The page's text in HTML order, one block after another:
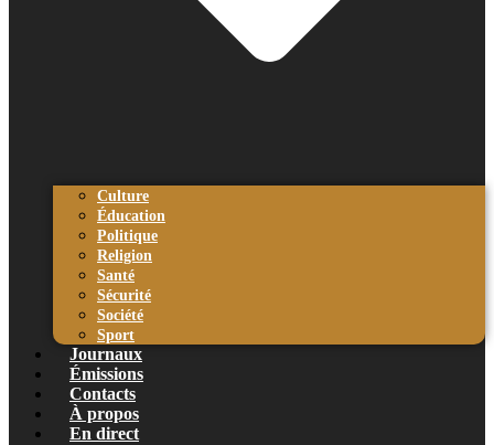
Culture
Éducation
Politique
Religion
Santé
Sécurité
Société
Sport
Journaux
Émissions
Contacts
À propos
En direct